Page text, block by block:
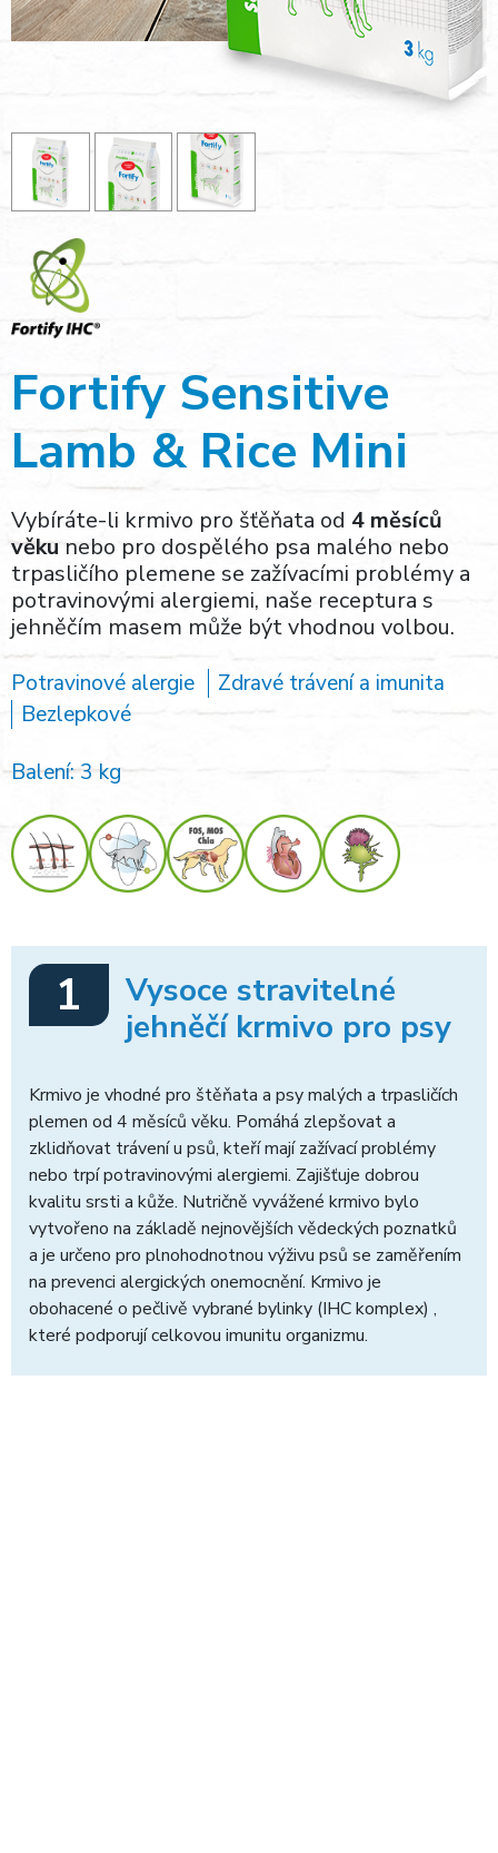
Fortify Sensitive
Lamb & Rice Mini
Vybíráte-li krmivo pro šťěňata od 4 měsíců
věku nebo pro dospělého psa malého nebo
trpasličího plemene se zažívacími problémy a
potravinovými alergiemi, naše receptura s
jehněčím masem může být vhodnou volbou.
Potravinové alergie
Zdravé trávení a imunita
Bezlepkové
Balení: 3 kg
1
Vysoce stravitelné
jehněčí krmivo pro psy
Krmivo je vhodné pro štěňata a psy malých a trpasličích
plemen od 4 měsíců věku. Pomáhá zlepšovat a
zklidňovat trávení u psů, kteří mají zažívací problémy
nebo trpí potravinovými alergiemi. Zajišťuje dobrou
kvalitu srsti a kůže. Nutričně vyvážené krmivo bylo
vytvořeno na základě nejnovějších vědeckých poznatků
a je určeno pro plnohodnotnou výživu psů se zaměřením
na prevenci alergických onemocnění. Krmivo je
obohacené o pečlivě vybrané bylinky (IHC komplex) ,
které podporují celkovou imunitu organizmu.